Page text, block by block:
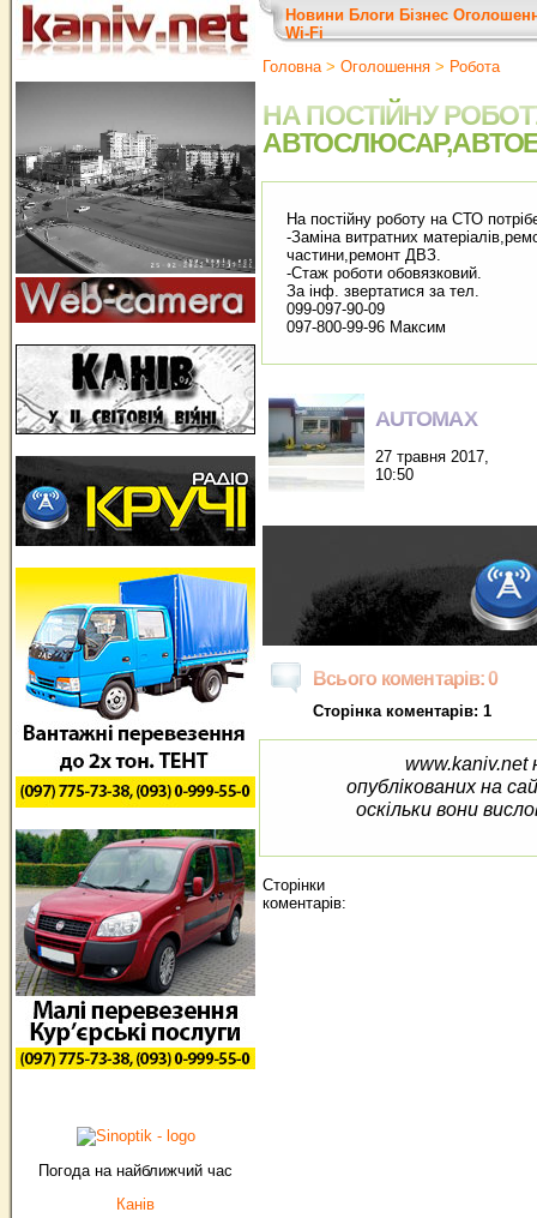
Погода на найближчий час
Канів
Новини Блоги Бізнес
Wi-Fi
Головна> Оголошення > Робота
НА ПОСТІЙНУ
На постійну роботу на СТО
-Заміна витратних
частини,ремонт ДВЗ.
-Стаж роботи обовязковий.
За інф. звертатися за тел.
099-097-90-09
097-800-99-96 Максим
AUTOMAX
27 травня 2017,
10:50
Всього коментарів: 0
Сторінка коментарів: 1
www.kaniv.net
опублікованих на
оскільки вони
Сторінки
коментарів: